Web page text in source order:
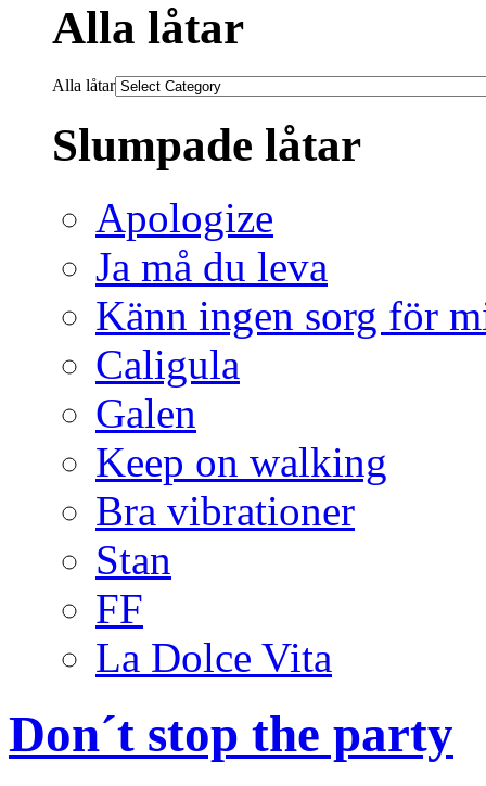
Alla låtar
Alla låtar
Slumpade låtar
Apologize
Ja må du leva
Känn ingen sorg för
Caligula
Galen
Keep on walking
Bra vibrationer
Stan
FF
La Dolce Vita
Don´t stop the party